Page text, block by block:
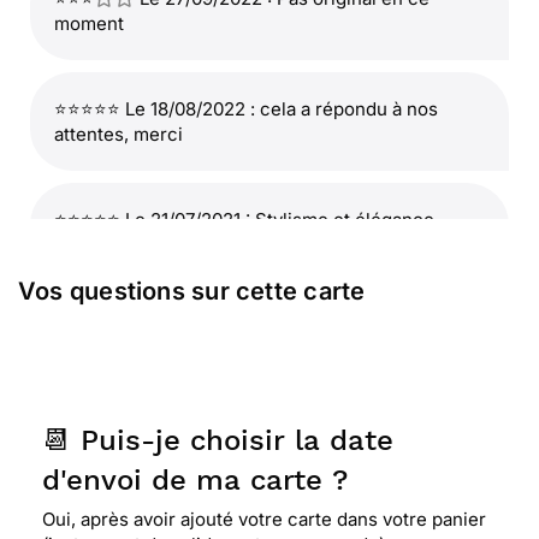
moment
⭐⭐⭐⭐⭐ Le 18/08/2022 : cela a répondu à nos
attentes, merci
⭐⭐⭐⭐⭐ Le 21/07/2021 : Stylisme et élégance .
faites juste attention qu'elle n'arrive que le 23/02
à destination svp. je vous en remercie. dannièle
wolff
Vos questions sur cette carte
📆 Puis-je choisir la date
d'envoi de ma carte ?
Oui, après avoir ajouté votre carte dans votre panier